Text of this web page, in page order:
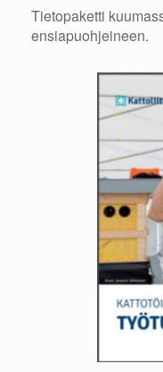
Tietopaketti
ensiapuohjeineen.